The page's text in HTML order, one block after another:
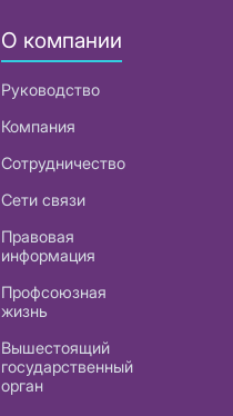
О компании
Руководство
Компания
Сотрудничество
Сети связи
Правовая
информация
Профсоюзная
жизнь
Вышестоящий
государственный
орган